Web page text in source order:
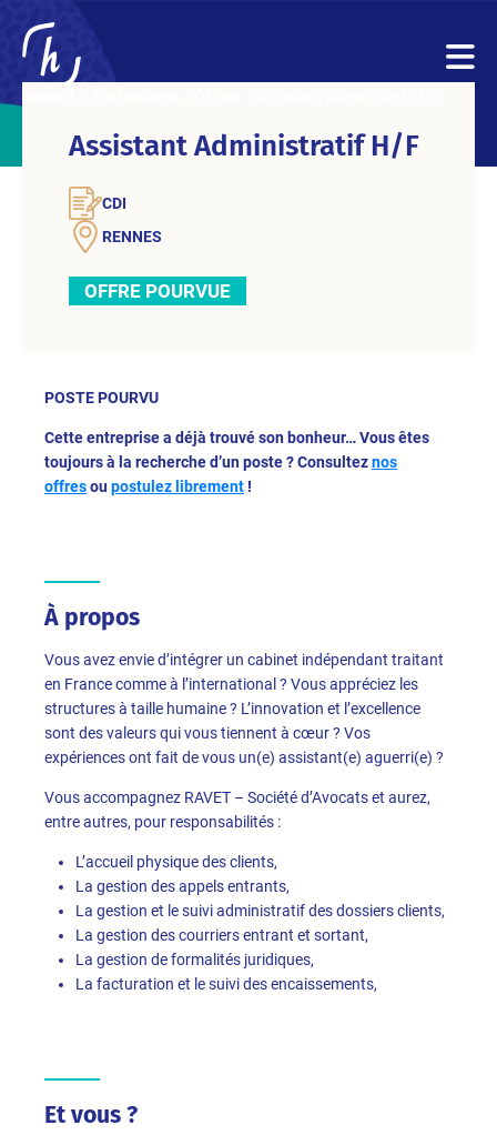
Assistant Administratif H/F
CDI
RENNES
OFFRE POURVUE
POSTE POURVU
Cette entreprise a déjà trouvé son bonheur… Vous êtes
toujours à la recherche d’un poste ? Consulteznos
offresoupostulez librement !
À propos
Vous avez envie d’intégrer un cabinet indépendant traitant
en France comme à l’international ? Vous appréciez les
structures à taille humaine ? L’innovation et l’excellence
sont des valeurs qui vous tiennent à cœur ? Vos
expériences ont fait de vous un(e) assistant(e) aguerri(e) ?
Vous accompagnez RAVET – Société d’Avocats et aurez,
entre autres, pour responsabilités :
L’accueil physique des clients,
La gestion des appels entrants,
La gestion et le suivi administratif des dossiers clients,
La gestion des courriers entrant et sortant,
La gestion de formalités juridiques,
La facturation et le suivi des encaissements,
Et vous ?